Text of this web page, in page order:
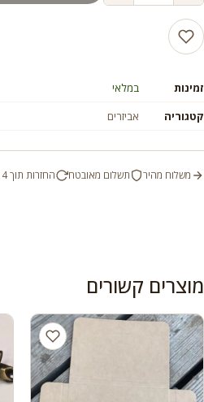
זמינות
במלאי
קטגוריה
אביזרים
משלוח מהיר תשלום מאובטח החזרות תוך 14 יום
מוצרים קשורים